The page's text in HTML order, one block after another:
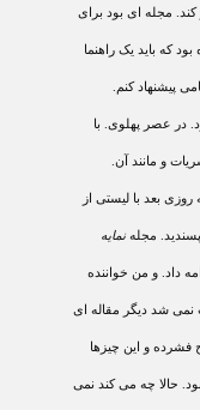
مجله ای بود برای
که بايد يک راهنما
پيشنهاد کنم
در عصر پهلوی. با
و مانند آن.
بعد با ليستی از
پسنديد. مجله نمايه
داد. و من خواننده
نمی شد ديگر مقاله ای
فشرده و اين چيزها
حالا چه می کند نمی